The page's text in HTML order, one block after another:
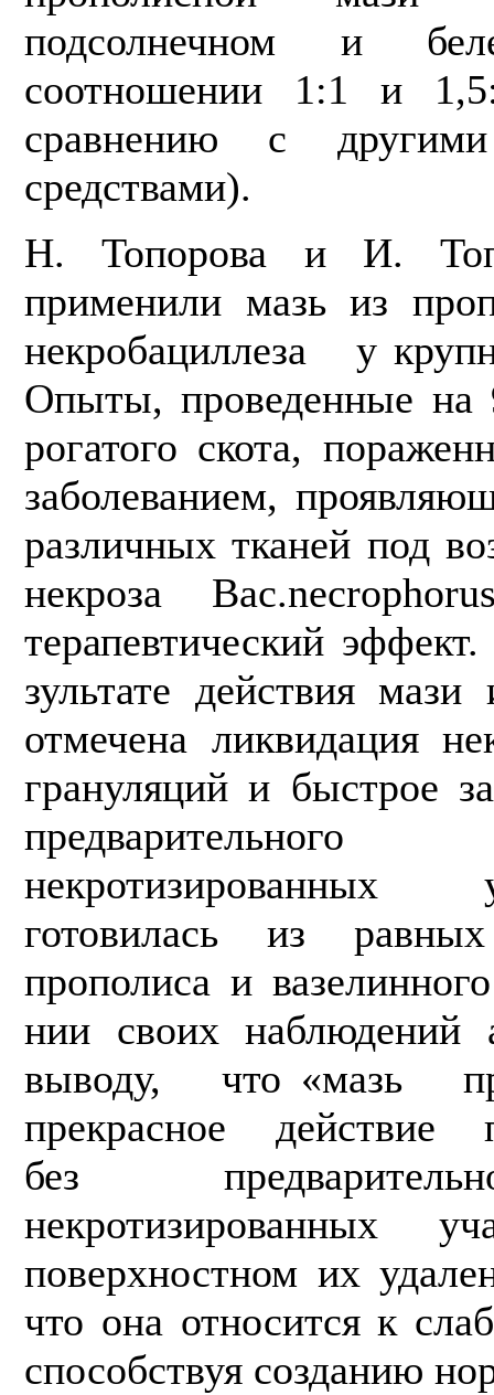
подсолнечном и
соотношении 1:1 и
сравнению с
средствами).
Н. Топорова и И.
применили мазь из
некробациллеза у
Опыты, проведенные на
рогатого скота,
заболеванием,
различных тканей под
некроза
терапевтический
зультате действия
отмечена ли­квидация
грануляций и быстрое
готовилась из
прополиса и
нии своих наблюдений
выводу, что «мазь
прекрасное действие
без
некротизированных
поверхностном их
что она относится к
способствуя созданию